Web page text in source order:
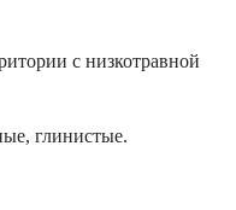
с низкотравной
глинистые.